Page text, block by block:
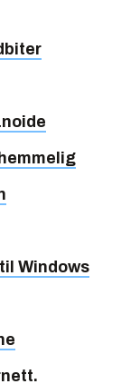
Windows